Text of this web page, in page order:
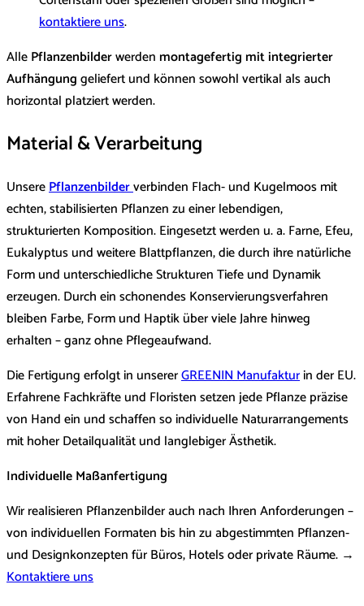
kontaktiere uns.
AllePflanzenbilderwerden montagefertig mit integrierter
Aufhängunggeliefert und können sowohl vertikal als auch
horizontal platziert werden.
Material & Verarbeitung
UnserePflanzenbilderverbinden Flach- und Kugelmoos mit
echten, stabilisierten Pflanzen zu einer lebendigen,
strukturierten Komposition. Eingesetzt werden u. a. Farne, Efeu,
Eukalyptus und weitere Blattpflanzen, die durch ihre natürliche
Form und unterschiedliche Strukturen Tiefe und Dynamik
erzeugen. Durch ein schonendes Konservierungsverfahren
bleiben Farbe, Form und Haptik über viele Jahre hinweg
erhalten – ganz ohne Pflegeaufwand.
Die Fertigung erfolgt in unsererGREENIN Manufakturin der EU.
Erfahrene Fachkräfte und Floristen setzen jede Pflanze präzise
von Hand ein und schaffen so individuelle Naturarrangements
mit hoher Detailqualität und langlebiger Ästhetik.
Individuelle Maßanfertigung
Wir realisieren Pflanzenbilder auch nach Ihren Anforderungen –
von individuellen Formaten bis hin zu abgestimmten Pflanzen-
und Designkonzepten für Büros, Hotels oder private Räume. →
Kontaktiere uns